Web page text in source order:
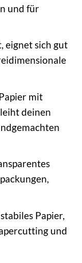
und für
eignet sich gut
mit
deinen
Papier,
und